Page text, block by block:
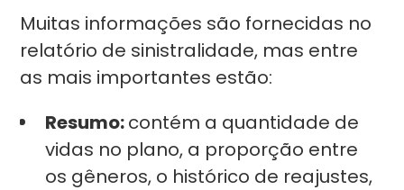
Muitas informações são fornecidas no
relatório de sinistralidade, mas entre
as mais importantes estão:
Resumo:contém a quantidade de
vidas no plano, a proporção entre
os gêneros, o histórico de reajustes,